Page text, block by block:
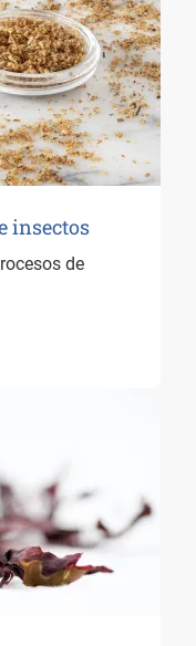
insectos
de